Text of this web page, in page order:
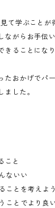
て学ぶことが
ながらお手伝
きることになり
たおかげでパ
した。
こと
ないい
ことを考えよう
ことでより良